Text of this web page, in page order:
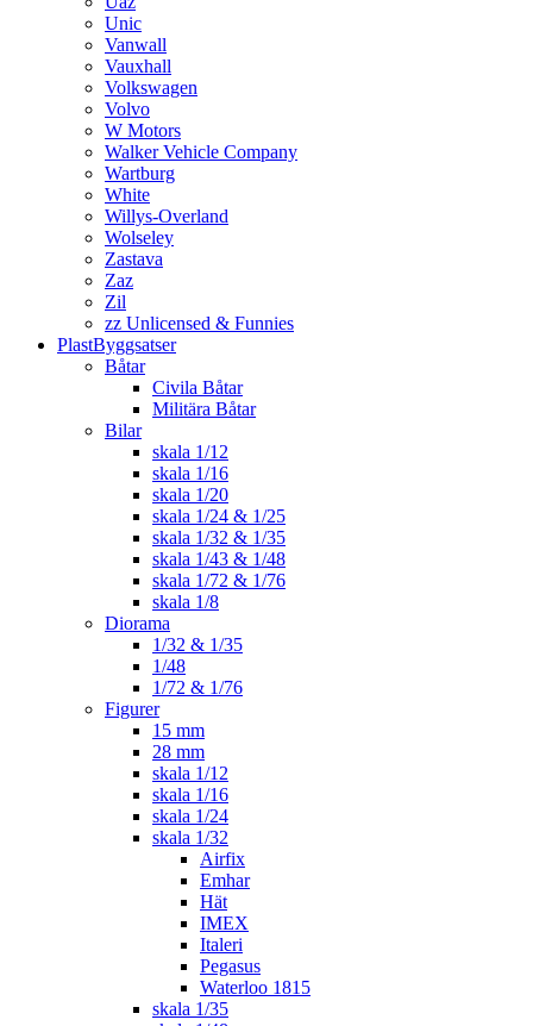
Unic
Vanwall
Vauxhall
Volkswagen
Volvo
W Motors
Walker Vehicle Company
Wartburg
White
Willys-Overland
Wolseley
Zastava
Zaz
Zil
zz Unlicensed & Funnies
PlastByggsatser
Båtar
Civila Båtar
Militära Båtar
Bilar
skala 1/12
skala 1/16
skala 1/20
skala 1/24 & 1/25
skala 1/32 & 1/35
skala 1/43 & 1/48
skala 1/72 & 1/76
skala 1/8
Diorama
1/32 & 1/35
1/48
1/72 & 1/76
Figurer
15 mm
28 mm
skala 1/12
skala 1/16
skala 1/24
skala 1/32
Airfix
Emhar
Hät
IMEX
Italeri
Pegasus
Waterloo 1815
skala 1/35